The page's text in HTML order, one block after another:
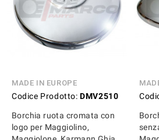
MADE IN EUROPE
Codice Prodotto: DMV2510
Borchia ruota cromata con
logo per Maggiolino,